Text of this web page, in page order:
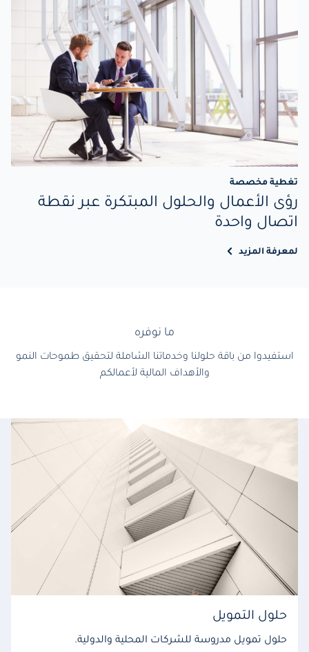
تغطية مخصصة
رؤى الأعمال والحلول المبتكرة عبر نقطة
اتصال واحدة
لمعرفة المزيد
ما نوفره
استفيدوا من باقة حلولنا وخدماتنا الشاملة لتحقيق طموحات النمو
والأهداف المالية لأعمالكم
حلول التمويل
حلول تمويل مدروسة للشركات المحلية والدولية.